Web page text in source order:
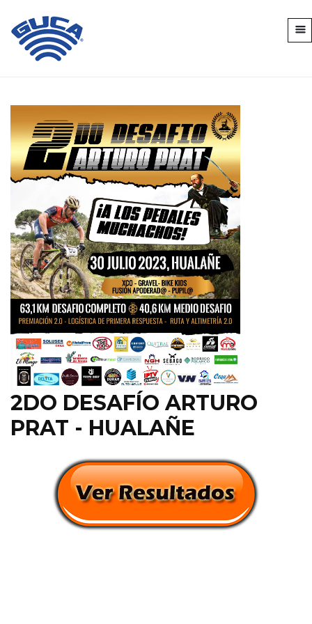
2DO DESAFÍO ARTURO
PRAT - HUALAÑE